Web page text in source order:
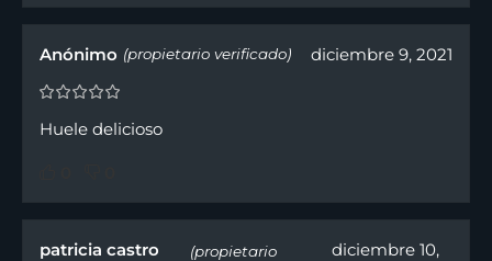
Anónimo (propietario verificado) diciembre 9, 2021
Huele delicioso
patricia castro
(propietario
diciembre 10,